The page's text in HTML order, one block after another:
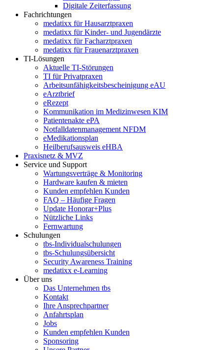
Digitale Zeiterfassung
Fachrichtungen
medatixx für Hausarztpraxen
medatixx für Kinder- und Jugendärzte
medatixx für Facharztpraxen
medatixx für Frauenarztpraxen
TI-Lösungen
Aktuelle TI-Störungen
TI für Privatpraxen
Arbeitsunfähigkeitsbescheinigung eAU
eArztbrief
eRezept
Kommunikation im Medizinwesen KIM
Patientenakte ePA
Notfalldatenmanagement NFDM
eMedikationsplan
Heilberufsausweis eHBA
Praxisnetz & MVZ
Service und Support
Wartungsverträge & Monitoring
Hardware kaufen & mieten
Kunden empfehlen Kunden
FAQ – Häufige Fragen
Update Honorar+Plus
Nützliche Links
Fernwartung
Schulungen
tbs-Individualschulungen
tbs-Schulungsübersicht
Security Awareness Training
medatixx e-Learning
Über uns
Das Unternehmen tbs
Kontakt
Ihre Ansprechpartner
Anfahrtsplan
Jobs
Kunden empfehlen Kunden
Sponsoring